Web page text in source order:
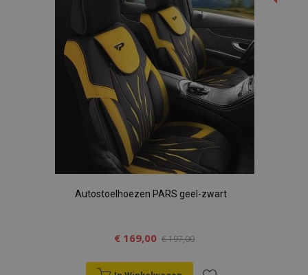
verlanglijst
Autostoelhoezen PARS geel-zwart
€ 169,00 € 197,00